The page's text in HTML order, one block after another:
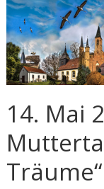
14. Mai
Träume“